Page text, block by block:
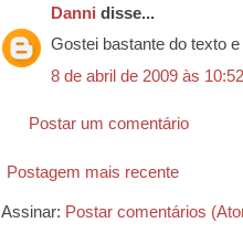
Danni disse...
Gostei bastante do texto
8 de abril de 2009 às 10:52
Postar um comentário
Postagem mais recente
Assinar: Postar comentários